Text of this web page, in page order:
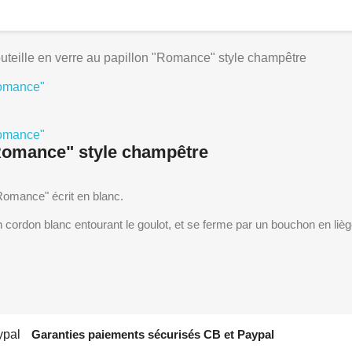
en verre au papillon "Romance" style champêtre
style champêtre
écrit en blanc.
blanc entourant le goulot, et se ferme par un bouchon en
Garanties paiements sécurisés CB et Paypal